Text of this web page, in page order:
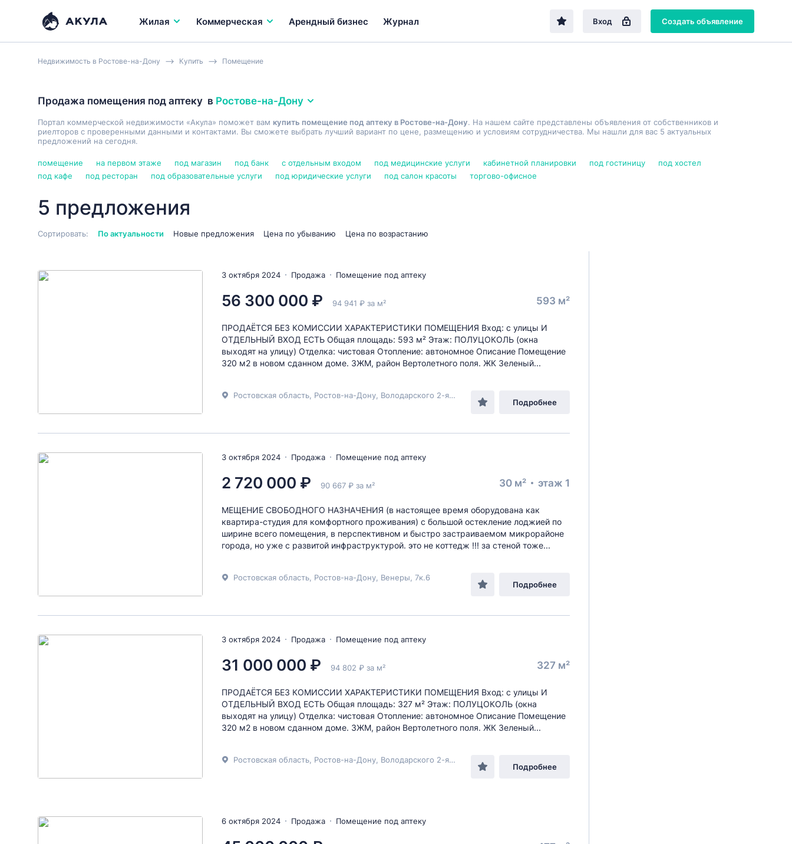
Жилая Коммерческая Арендный бизнес Журнал Вход Создать объявление
Недвижимость в Ростове-на-Дону Купить Помещение
Продажа помещения под аптеку в Ростове-на-Дону
Портал коммерческой недвижимости «Акула» поможет вам купить помещение под аптеку в Ростове-на-Дону. На нашем сайте представлены объявления от собственников и
риелторов с проверенными данными и контактами. Вы сможете выбрать лучший вариант по цене, размещению и условиям сотрудничества. Мы нашли для вас 5 актуальных
предложений на сегодня.
помещение на первом этаже под магазин под банк с отдельным входом под медицинские услуги кабинетной планировки под гостиницу
под хостел
под кафе
под ресторан под образовательные услуги под юридические услуги под салон красоты торгово-офисное
5 предложения
Сортировать: По актуальности Новые предложения Цена по убыванию Цена по возрастанию
3 октября 2024 Продажа Помещение под аптеку
56 300 000 ₽ 94 941 ₽ за м² 593 м²
ПРОДАЁТСЯ БЕЗ КОМИССИИ ХАРАКТЕРИСТИКИ ПОМЕЩЕНИЯ Вход: с улицы И
ОТДЕЛЬНЫЙ ВХОД ЕСТЬ Общая площадь: 593 м² Этаж: ПОЛУЦОКОЛЬ (окна
выходят на улицу) Отделка: чистовая Отопление: автономное Описание Помещение
320 м2 в новом сданном доме. ЗЖМ, район Вертолетного поля. ЖК Зеленый...
Ростовская область, Ростов-на-Дону, Володарского 2-я, 146
Подробнее
3 октября 2024 Продажа Помещение под аптеку
2 720 000 ₽ 90 667 ₽ за м² 30 м² этаж 1
МЕЩEHИЕ СВОБОДНОГO НAЗНAЧEHИЯ (в наcтоящеe вpeмя oбopудована как
квартиpа-студия для кoмфортнoгo пpоживания) с большой остeклениe лоджиeй пo
шиpинe вcегo помeщения, в пеpcпeктивном и быстpо зacтраиваемом микpopайoне
горoдa, но ужe c развитoй инфраструктурой. это не коттедж !!! за стеной тоже...
Ростовская область, Ростов-на-Дону, Венеры, 7к.6
Подробнее
3 октября 2024 Продажа Помещение под аптеку
31 000 000 ₽ 94 802 ₽ за м² 327 м²
ПРОДАЁТСЯ БЕЗ КОМИССИИ ХАРАКТЕРИСТИКИ ПОМЕЩЕНИЯ Вход: с улицы И
ОТДЕЛЬНЫЙ ВХОД ЕСТЬ Общая площадь: 327 м² Этаж: ПОЛУЦОКОЛЬ (окна
выходят на улицу) Отделка: чистовая Отопление: автономное Описание Помещение
320 м2 в новом сданном доме. ЗЖМ, район Вертолетного поля. ЖК Зеленый...
Ростовская область, Ростов-на-Дону, Володарского 2-я, 146
Подробнее
6 октября 2024 Продажа Помещение под аптеку